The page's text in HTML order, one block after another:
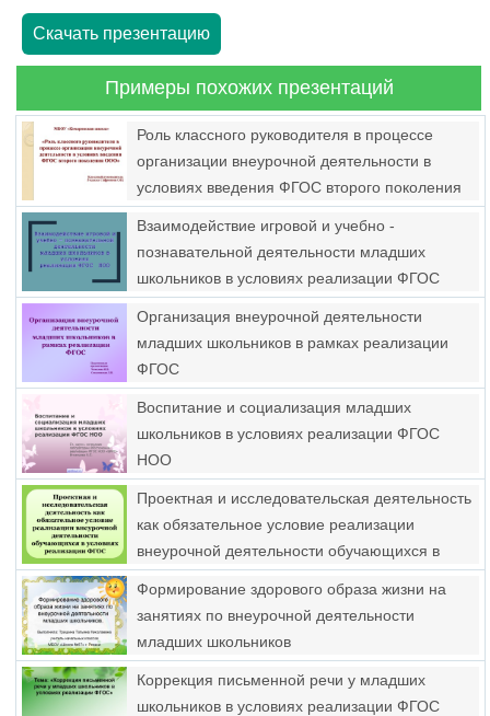
Скачать презентацию
Примеры похожих презентаций
Роль классного руководителя в процессе
организации внеурочной деятельности в
условиях введения ФГОС второго поколения
Взаимодействие игровой и учебно -
познавательной деятельности младших
школьников в условиях реализации ФГОС
Организация внеурочной деятельности
младших школьников в рамках реализации
ФГОС
Воспитание и социализация младших
школьников в условиях реализации ФГОС
НОО
Проектная и исследовательская деятельность
как обязательное условие реализации
внеурочной деятельности обучающихся в
Формирование здорового образа жизни на
занятиях по внеурочной деятельности
младших школьников
Коррекция письменной речи у младших
школьников в условиях реализации ФГОС